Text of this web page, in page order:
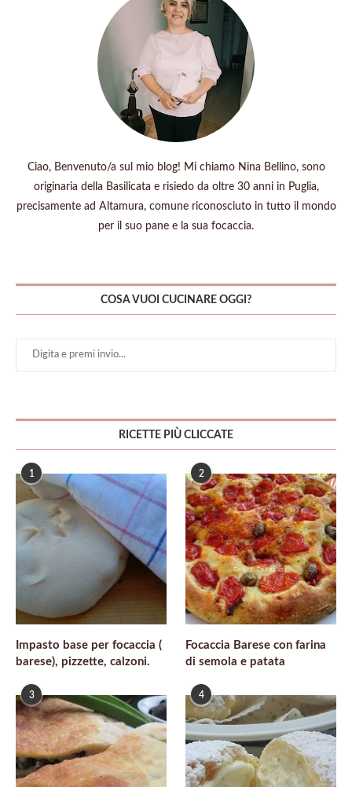
Ciao, Benvenuto/a sul mio blog! Mi chiamo Nina Bellino, sono
originaria della Basilicata e risiedo da oltre 30 anni in Puglia,
precisamente ad Altamura, comune riconosciuto in tutto il mondo
per il suo pane e la sua focaccia.
COSA VUOI CUCINARE OGGI?
RICETTE PIÙ CLICCATE
1
Impasto base per focaccia (
barese), pizzette, calzoni.
2
Focaccia Barese con farina
di semola e patata
3 4